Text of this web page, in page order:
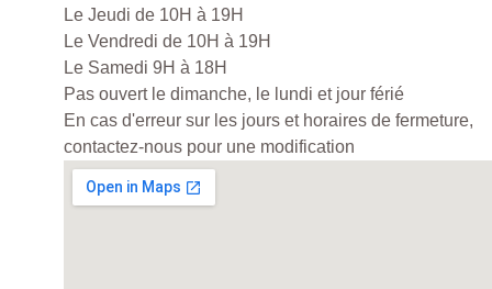
Le Jeudi de 10H à 19H
Le Vendredi de 10H à 19H
Le Samedi 9H à 18H
Pas ouvert le dimanche, le lundi et jour férié
En cas d'erreur sur les jours et horaires de fermeture,
contactez-nous pour une modification